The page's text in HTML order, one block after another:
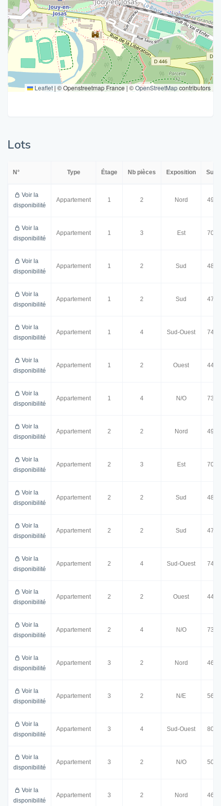
Leaflet | © Openstreetmap France | ©OpenStreetMapcontributors
Lots
N° Type Étage Nb pièces Exposition
Voir la
disponibilité
Appartement 1 2 Nord 49.0
Voir la
disponibilité
Appartement 1 3 Est 70.0
Voir la
disponibilité
Appartement 1 2 Sud 48.0
Voir la
disponibilité
Appartement 1 2 Sud 47.0
Voir la
disponibilité
Appartement 1 4 Sud-Ouest 74.0
Voir la
disponibilité
Appartement 1 2 Ouest 44.0
Voir la
disponibilité
Appartement 1 4 N/O 73.0
Voir la
disponibilité
Appartement 2 2 Nord 49.0
Voir la
disponibilité
Appartement 2 3 Est 70.0
Voir la
disponibilité
Appartement 2 2 Sud 48.0
Voir la
disponibilité
Appartement 2 2 Sud 47.0
Voir la
disponibilité
Appartement 2 4 Sud-Ouest 74.0
Voir la
disponibilité
Appartement 2 2 Ouest 44.0
Voir la
disponibilité
Appartement 2 4 N/O 73.0
Voir la
disponibilité
Appartement 3 2 Nord 46.0
Voir la
disponibilité
Appartement 3 2 N/E 56.0
Voir la
disponibilité
Appartement 3 4 Sud-Ouest 80.0
Voir la
disponibilité
Appartement 3 2 N/O 50.0
Voir la
disponibilité
Appartement 3 2 Nord 46.0